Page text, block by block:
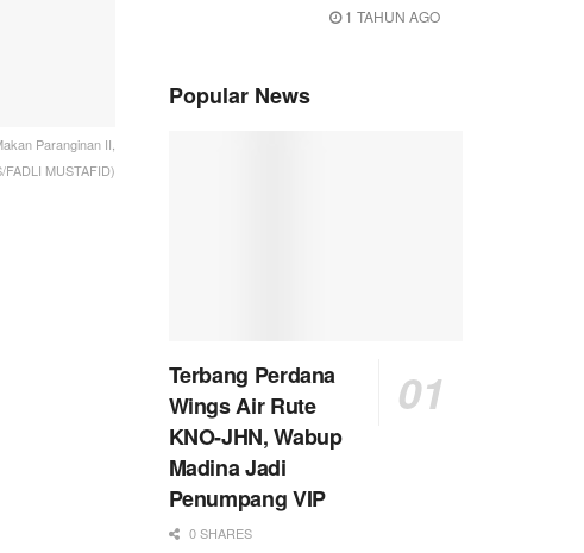
Paranginan II,
MUSTAFID)
1 TAHUN AGO
Popular News
Terbang Perdana
Wings Air Rute
KNO-JHN, Wabup
Madina Jadi
Penumpang VIP
0 SHARES